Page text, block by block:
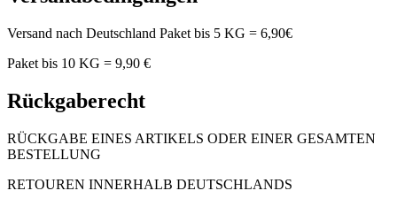
Versand nach Deutschland Paket bis 5 KG = 6,90€
Paket bis 10 KG = 9,90 €
Rückgaberecht
RÜCKGABE EINES ARTIKELS ODER EINER GESAMTEN
BESTELLUNG
RETOUREN INNERHALB DEUTSCHLANDS